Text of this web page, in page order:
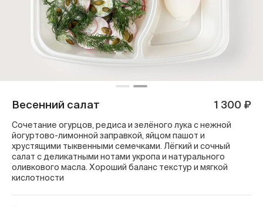
Весенний салат 1 300 ₽
Сочетание огурцов, редиса и зелёного лука с нежной
йогуртово-лимонной заправкой, яйцом пашот и
хрустящими тыквенными семечками. Лёгкий и сочный
салат с деликатными нотами укропа и натурального
оливкового масла. Хороший баланс текстур и мягкой
кислотности